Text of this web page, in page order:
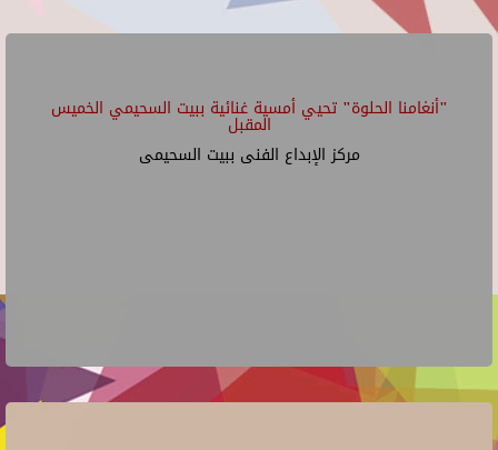
"أنغامنا الحلوة" تحيي أمسية غنائية ببيت السحيمي الخميس
المقبل
مركز الإبداع الفنى ببيت السحيمى